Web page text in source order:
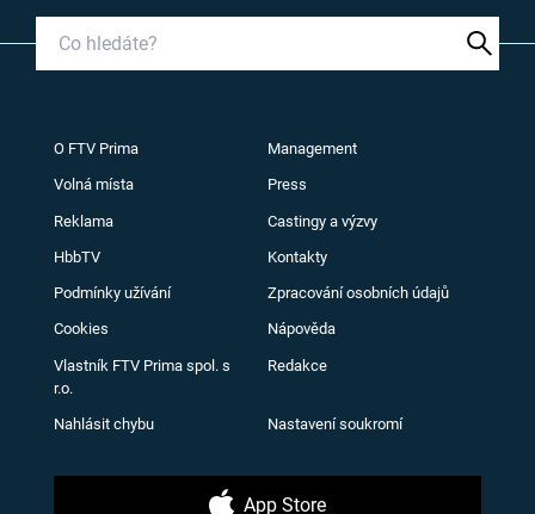
O FTV Prima Management
Volná místa Press
Reklama Castingy a výzvy
HbbTV Kontakty
Podmínky užívání Zpracování osobních údajů
Cookies Nápověda
Vlastník FTV Prima spol. s
r.o.
Redakce
Nahlásit chybu Nastavení soukromí
App Store